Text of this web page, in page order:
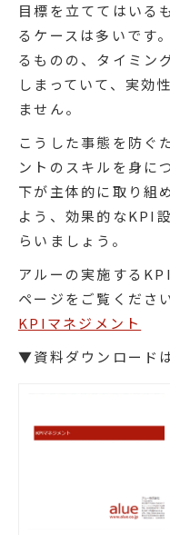
目標を立ててはいる
るケースは多いです
るものの、タイミン
しまっていて、実効
ません。
こうした事態を防ぐ
ントのスキルを身に
下が主体的に取り組
よう、効果的なKPI
らいましょう。
アルーの実施する
ページをご覧ください
KPIマネジメント
▼資料ダウンロード